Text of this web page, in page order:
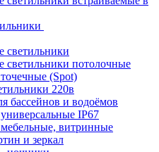
светильники
светильники потолочные
(Spot)
220в
бассейнов и водоёмов
IP67
витринные
и зеркал